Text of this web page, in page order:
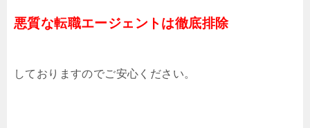
悪質な転職エージェントは徹底排除
しておりますのでご安心ください。